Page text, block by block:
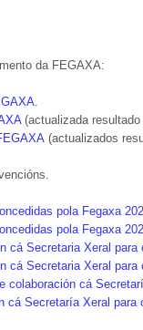
da FEGAXA:
.
(actualizada resultado
(actualizados
pola Fegaxa
pola Fegaxa
cá Secretaria Xeral para
cá Secretaria Xeral para
colaboración cá
cá Secretaría Xeral para